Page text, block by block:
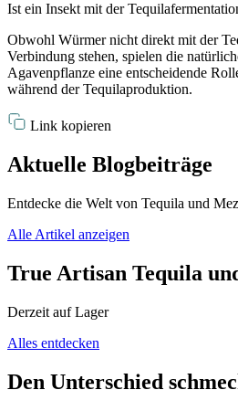
Ist ein Insekt mit der
Obwohl Würmer nicht direkt mit der
Verbindung stehen, spielen die
Agavenpflanze eine entscheidende
während der Tequilaproduktion.
Link kopieren
Aktuelle Blogbeiträge
Entdecke die Welt von Tequila und
Alle Artikel anzeigen
True Artisan Tequila
Derzeit auf Lager
Alles entdecken
Den Unterschied